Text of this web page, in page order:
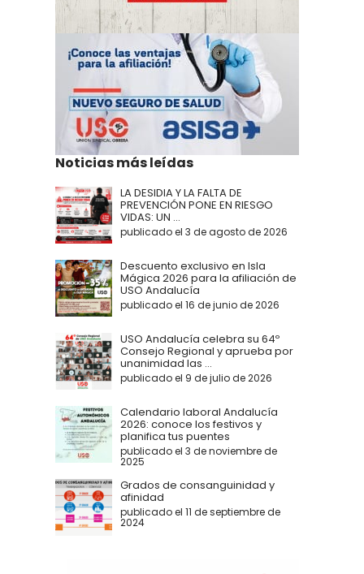
Noticias más leídas
LA DESIDIA Y LA FALTA DE
PREVENCIÓN PONE EN RIESGO
VIDAS: UN ...
publicado el 3 de agosto de 2026
Descuento exclusivo en Isla
Mágica 2026 para la afiliación de
USO Andalucía
publicado el 16 de junio de 2026
USO Andalucía celebra su 64º
Consejo Regional y aprueba por
unanimidad las ...
publicado el 9 de julio de 2026
Calendario laboral Andalucía
2026: conoce los festivos y
planifica tus puentes
publicado el 3 de noviembre de
2025
Grados de consanguinidad y
afinidad
publicado el 11 de septiembre de
2024